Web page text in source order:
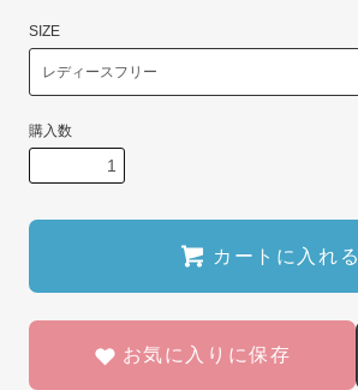
SIZE
購入数
カートに入れる
お気に入りに保存